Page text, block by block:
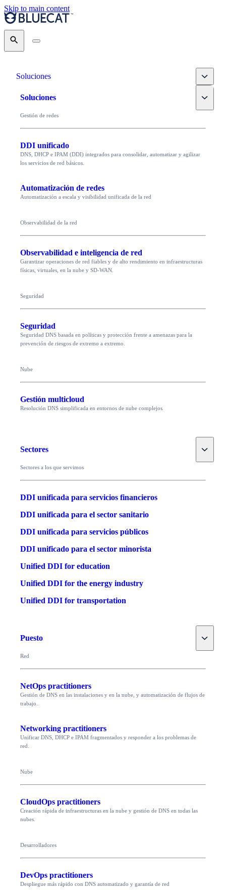
Skip to main content
Search
Soluciones Toggle
Soluciones Toggle
Gestión de redes
DDI unificado
DNS, DHCP e IPAM (DDI) integrados para consolidar, automatizar y agilizar
los servicios de red básicos.
Automatización de redes
Automatización a escala y visibilidad unificada de la red
Observabilidad de la red
Observabilidad e inteligencia de red
Garantizar operaciones de red fiables y de alto rendimiento en infraestructuras
físicas, virtuales, en la nube y SD-WAN.
Seguridad
Seguridad
Seguridad DNS basada en políticas y protección frente a amenazas para la
prevención de riesgos de extremo a extremo.
Nube
Gestión multicloud
Resolución DNS simplificada en entornos de nube complejos
Sectores Toggle
Sectores a los que servimos
DDI unificada para servicios financieros
DDI unificada para el sector sanitario
DDI unificada para servicios públicos
DDI unificado para el sector minorista
Unified DDI for education
Unified DDI for the energy industry
Unified DDI for transportation
Puesto Toggle
Red
NetOps practitioners
Gestión de DNS en las instalaciones y en la nube, y automatización de flujos de
trabajo.
Networking practitioners
Unificar DNS, DHCP e IPAM fragmentados y responder a los problemas de
red.
Nube
CloudOps practitioners
Creación rápida de infraestructuras en la nube y gestión de DNS en todas las
nubes.
Desarrolladores
DevOps practitioners
Despliegue más rápido con DNS automatizado y garantía de red